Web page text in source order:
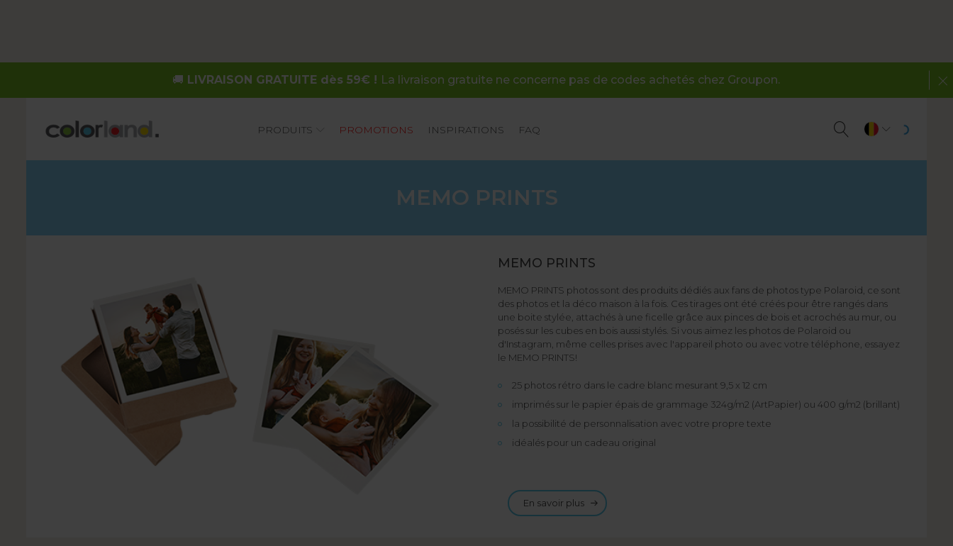
🚚 LIVRAISON GRATUITE dès 59€ ! La livraison gratuite ne concerne pas de codes achetés chez Groupon.
Main
PRODUITS PROMOTIONS INSPIRATIONS FAQ
MEMO PRINTS
MEMO PRINTS
MEMO PRINTS photos sont des produits dédiés aux fans de photos type Polaroid, ce sont
des photos et la déco maison à la fois. Ces tirages ont été créés pour être rangés dans
une boite stylée, attachés à une ficelle grâce aux pinces de bois et acrochés au mur, ou
posés sur les cubes en bois aussi stylés. Si vous aimez les photos de Polaroid ou
d'Instagram, même celles prises avec l'appareil photo ou avec votre téléphone, essayez
le MEMO PRINTS!
25 photos rétro dans le cadre blanc mesurant 9,5 x 12 cm
imprimés sur le papier épais de grammage 324g/m2 (ArtPapier) ou 400 g/m2 (brillant)
la possibilité de personnalisation avec votre propre texte
idéalés pour un cadeau original
En savoir plus